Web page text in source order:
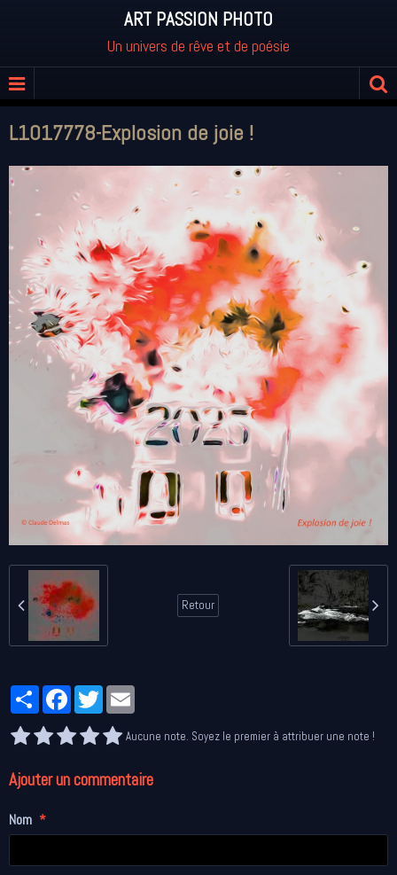
ART PASSION PHOTO
Un univers de rêve et de poésie
L1017778-Explosion de joie !
Retour
PartagerFacebookTwitter
Aucune note. Soyez le premier à attribuer une note !
Ajouter un commentaire
Nom